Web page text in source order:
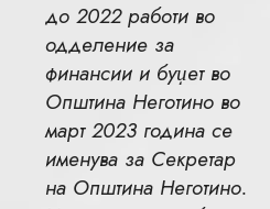
до 2022 работи во
одделение за
финансии и буџет во
Општина Неготино во
март 2023 година се
именува за Секретар
на Општина Неготино.